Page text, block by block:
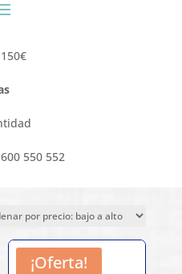
550 552
precio:
bajo
¡Oferta!